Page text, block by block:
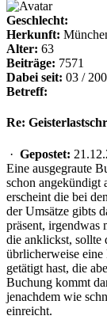
Geschlecht:
Herkunft:
Alter: 63
Beiträge: 7571
Dabei seit: 03 /
Betreff:
Re:
· Gepostet:
Eine ausgegraute
schon angekündigt
erscheint die bei
der Umsätze gibts
präsent, irgendwas
die anklickst, sollte
übrlicherweise
getätigt hast, die
Buchung kommt
jenachdem wie
einreicht.